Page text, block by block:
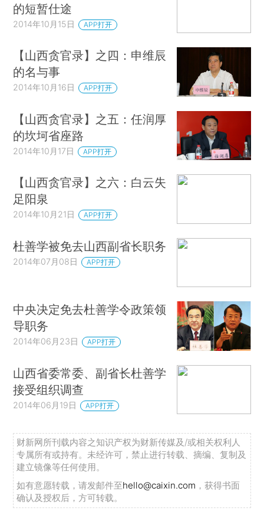
的短暂仕途
2014年10月15日 APP打开
【山西贪官录】之四：申维辰
的名与事
2014年10月16日 APP打开
【山西贪官录】之五：任润厚
的坎坷省座路
2014年10月17日 APP打开
【山西贪官录】之六：白云失
足阳泉
2014年10月21日 APP打开
杜善学被免去山西副省长职务
2014年07月08日 APP打开
中央决定免去杜善学令政策领
导职务
2014年06月23日 APP打开
山西省委常委、副省长杜善学
接受组织调查
2014年06月19日 APP打开
财新网所刊载内容之知识产权为财新传媒及/或相关权利人
专属所有或持有。未经许可，禁止进行转载、摘编、复制及
建立镜像等任何使用。
如有意愿转载，请发邮件至hello@caixin.com ，获得书面
确认及授权后，方可转载。